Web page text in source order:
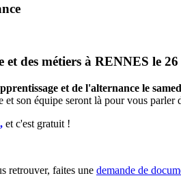
des métiers à RENNES le
et de l'alternance le
son équipe seront là pour vous parler
, et c'est gratuit !
retrouver, faites une demande de